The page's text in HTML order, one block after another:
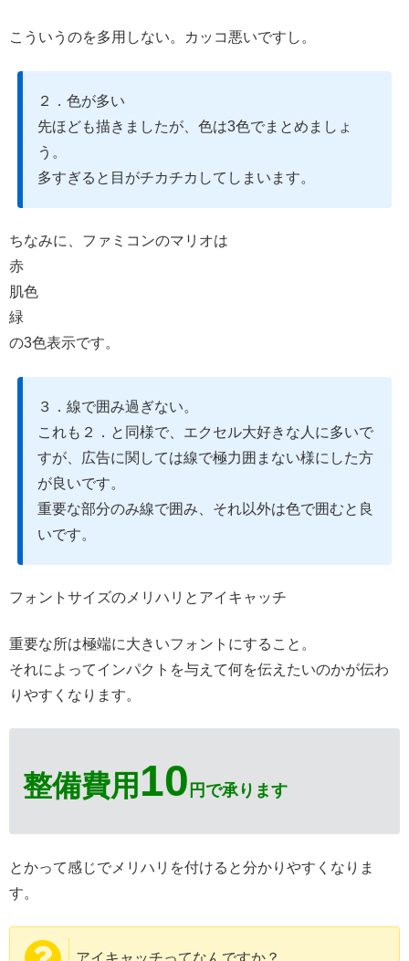
こういうのを多用しない。カッコ悪いですし。
２．色が多い
先ほども描きましたが、色は3色でまとめましょ
う。
多すぎると目がチカチカしてしまいます。
ちなみに、ファミコンのマリオは
赤
肌色
緑
の3色表示です。
３．線で囲み過ぎない。
これも２．と同様で、エクセル大好きな人に多いで
すが、広告に関しては線で極力囲まない様にした方
が良いです。
重要な部分のみ線で囲み、それ以外は色で囲むと良
いです。
フォントサイズのメリハリとアイキャッチ
重要な所は極端に大きいフォントにすること。
それによってインパクトを与えて何を伝えたいのかが伝わ
りやすくなります。
整備費用 10 円で承ります
とかって感じでメリハリを付けると分かりやすくなりま
す。
アイキャッチってなんですか？